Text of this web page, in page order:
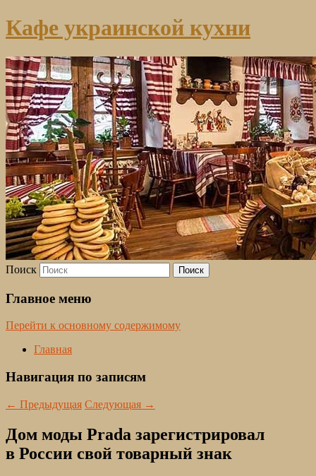
Кафе украинской кухни
Поиск
Главное меню
Перейти к основному содержимому
Главная
Навигация по записям
← Предыдущая Следующая →
Дом моды Prada зарегистрировал
в России свой товарный знак